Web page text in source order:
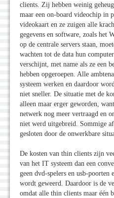
clients. Zij hebben weinig
maar een on-board videochip in
videokaart en ze zuigen alle
gegevens en software, zoals het
op de centrale servers staan,
wachten tot de data hun
verschijnt, met name als ze een
hebben opgeroepen. Alle
systeem werken en daardoor
niet sneller. De situatie met de
alleen maar erger geworden,
netwerk nog meer vertraagd en
niet werd uitgebreid. Sommige
gesloten door de onwerkbare
De kosten van thin clients zijn
van het IT systeem dan een
geen dvd-spelers en usb-poorten
wordt geweerd. Daardoor is de
omdat alle thin clients maar één